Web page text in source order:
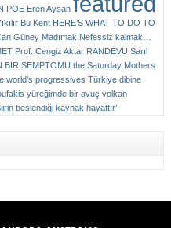
POE Eren Aysan
Bu Kent HERE’S WHAT TO DO TO
Güney Madımak Nefessiz kalmak…
Prof. Cengiz Aktar RANDEVU Sarıl
BİR SEMPTOMU the Saturday Mothers
world’s progressives Türkiye dibine
yüreğimde bir avuç volkan
beslendiği kaynak hayattır’